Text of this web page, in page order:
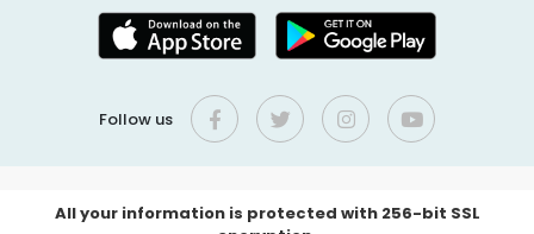
Follow us
All your information is protected with 256-bit SSL